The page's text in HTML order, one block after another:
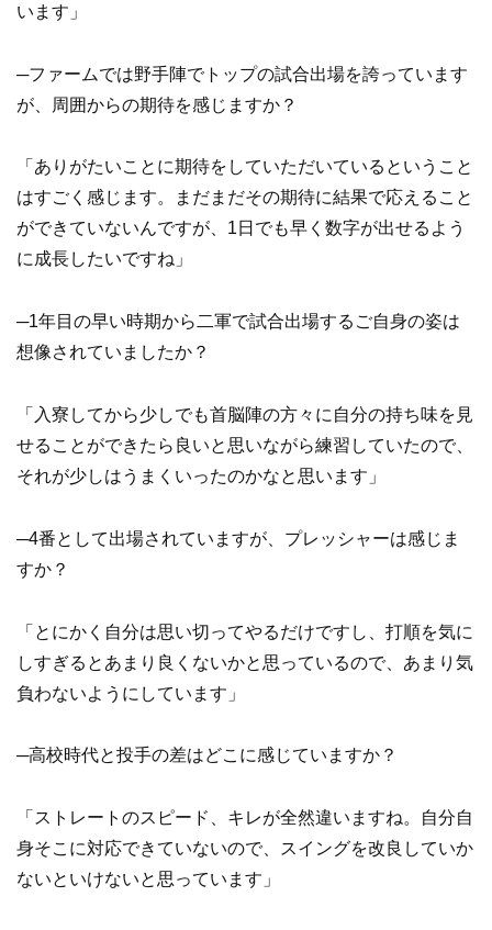
います」
─ファームでは野手陣でトップの試合出場を誇っています
が、周囲からの期待を感じますか？
「ありがたいことに期待をしていただいているということ
はすごく感じます。まだまだその期待に結果で応えること
ができていないんですが、1日でも早く数字が出せるよう
に成長したいですね」
─1年目の早い時期から二軍で試合出場するご自身の姿は
想像されていましたか？
「入寮してから少しでも首脳陣の方々に自分の持ち味を見
せることができたら良いと思いながら練習していたので、
それが少しはうまくいったのかなと思います」
─4番として出場されていますが、プレッシャーは感じま
すか？
「とにかく自分は思い切ってやるだけですし、打順を気に
しすぎるとあまり良くないかと思っているので、あまり気
負わないようにしています」
─高校時代と投手の差はどこに感じていますか？
「ストレートのスピード、キレが全然違いますね。自分自
身そこに対応できていないので、スイングを改良していか
ないといけないと思っています」